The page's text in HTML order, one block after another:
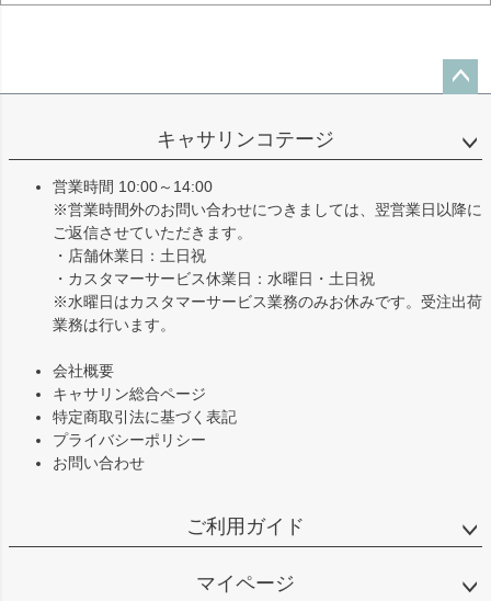
ップ
キャサリンコテージ
営業時間 10:00～14:00
※営業時間外のお問い合わせにつきましては、翌営業日以降に
ご返信させていただきます。
・店舗休業日：土日祝
・カスタマーサービス休業日：水曜日・土日祝
※水曜日はカスタマーサービス業務のみお休みです。受注出荷
業務は行います。
会社概要
キャサリン総合ページ
特定商取引法に基づく表記
プライバシーポリシー
お問い合わせ
ご利用ガイド
マイページ